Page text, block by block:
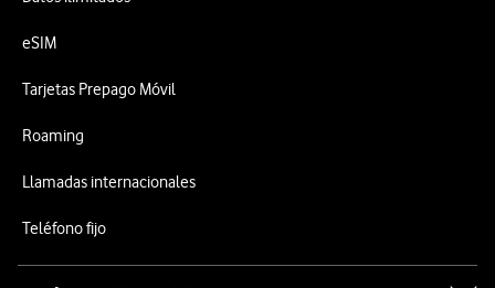
eSIM
Tarjetas Prepago Móvil
Roaming
Llamadas internacionales
Teléfono fijo